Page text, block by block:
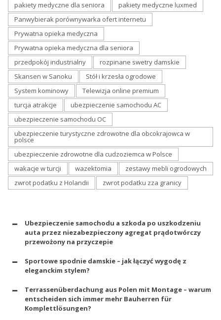
pakiety medyczne dla seniora
pakiety medyczne luxmed
Panwybierak porównywarka ofert internetu
Prywatna opieka medyczna
Prywatna opieka medyczna dla seniora
przedpokój industrialny
rozpinane swetry damskie
Skansen w Sanoku
Stół i krzesła ogrodowe
System kominowy
Telewizja online premium
turcja atrakcje
ubezpieczenie samochodu AC
ubezpieczenie samochodu OC
ubezpieczenie turystyczne zdrowotne dla obcokrajowca w
polsce
ubezpieczenie zdrowotne dla cudzoziemca w Polsce
wakacje w turcji
wazektomia
zestawy mebli ogrodowych
zwrot podatku z Holandii
zwrot podatku zza granicy
Ubezpieczenie samochodu a szkoda po uszkodzeniu
auta przez niezabezpieczony agregat prądotwórczy
przewożony na przyczepie
Sportowe spodnie damskie – jak łączyć wygodę z
eleganckim stylem?
Terrassenüberdachung aus Polen mit Montage – warum
entscheiden sich immer mehr Bauherren für
Komplettlösungen?